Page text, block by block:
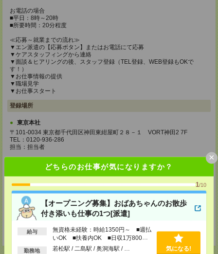
どちらのお仕事が気になりますか？
1/10
【オープニング募集】おばあちゃんのお散歩
付き添いも仕事の1つ[派遣]
給与
無資格未経験：時給1350円～ ■週払
いOK ■扶養内OK ■日収1万800円
以上
勤務地 若松駅 / 二島駅 / 奥洞海駅 / … 気になる!
×
お電話の場合
■平日：8時～20時
■所要時間：20分程度
≪応募～就業までの流れ≫
▼エン派遣の【応募ボタン】またはお電話にて応募
▼ケアスタッフィングから連絡
▼面談＆ヒアリングの後、スタッフ登録（TEL登録、WEB登録もOKで
す！）
▼お仕事情報の提供
▼職場見学
▼お仕事スタート
登録場所
東京本社
〒101-0034 東京都千代田区神田東紺屋町２８－１ VORT神田2 7F
TEL：0120-936-286
担当：担当者
〒860-0805 熊本県熊本市中央区桜町2-37 錦桜町ビル8F-A
TEL：0120-936-286
担当：担当者
北九州支店
〒802-0005 福岡県北九州市小倉北区堺町２－１－１ 角田ビル小倉 ７０７
号室
担当：担当者